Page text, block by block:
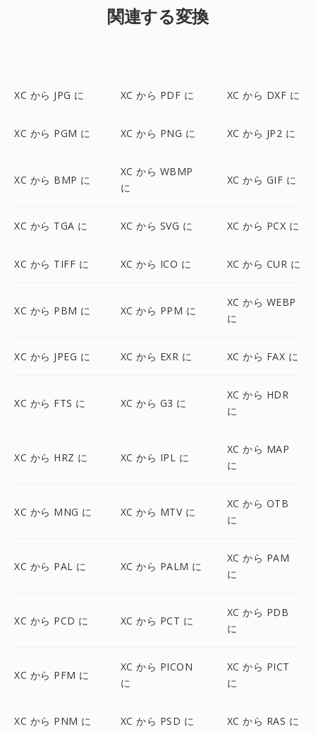
関連する変換
XC から JPG に XC から PDF に XC から DXF に
XC から PGM に XC から PNG に XC から JP2 に
XC から BMP に
XC から WBMP
に
XC から GIF に
XC から TGA に XC から SVG に XC から PCX に
XC から TIFF に XC から ICO に XC から CUR に
XC から PBM に XC から PPM に
XC から WEBP
に
XC から JPEG に XC から EXR に XC から FAX に
XC から FTS に XC から G3 に
XC から HDR
に
XC から HRZ に XC から IPL に
XC から MAP
に
XC から MNG に XC から MTV に
XC から OTB
に
XC から PAL に XC から PALM に
XC から PAM
に
XC から PCD に XC から PCT に
XC から PDB
に
XC から PFM に
XC から PICON
に
XC から PICT
に
XC から PNM に XC から PSD に XC から RAS に